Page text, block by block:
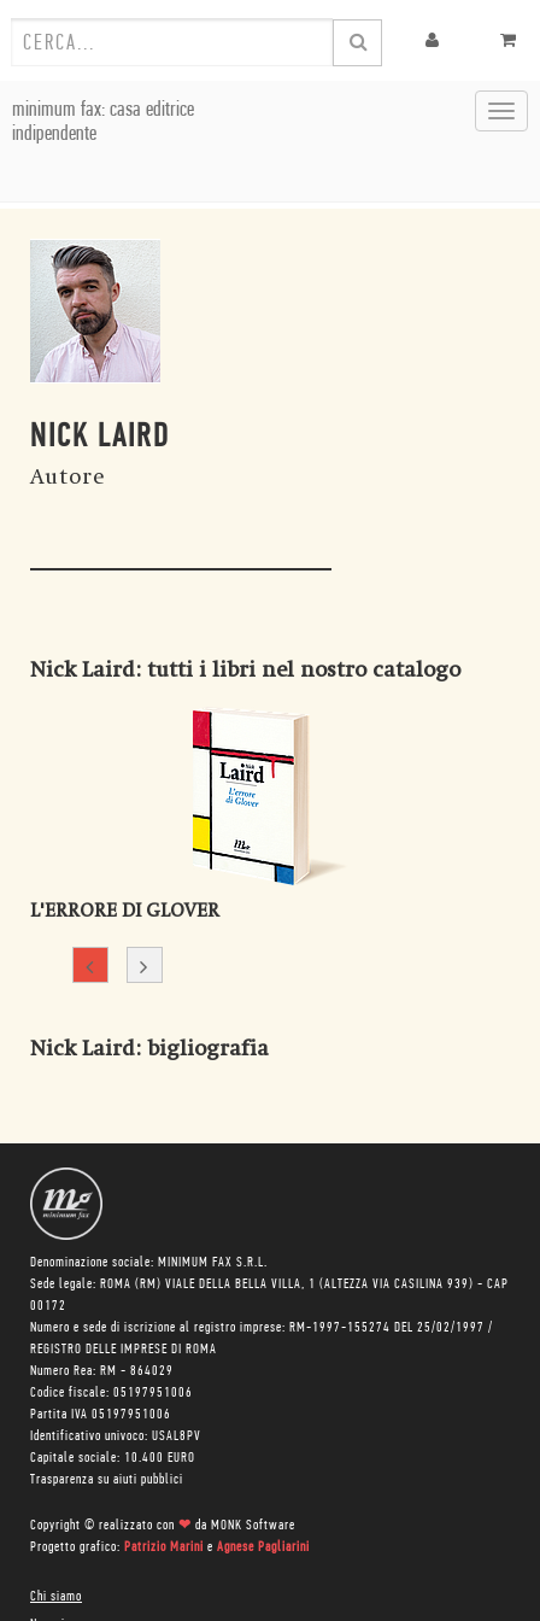
minimum fax: casa editrice
indipendente
NICK LAIRD
Autore
Nick Laird: tutti i libri nel nostro catalogo
L'ERRORE DI GLOVER
Nick Laird: bigliografia
Denominazione sociale: MINIMUM FAX S.R.L.
Sede legale: ROMA (RM) VIALE DELLA BELLA VILLA, 1 (ALTEZZA VIA CASILINA 939) - CAP
00172
Numero e sede di iscrizione al registro imprese: RM-1997-155274 DEL 25/02/1997 /
REGISTRO DELLE IMPRESE DI ROMA
Numero Rea: RM - 864029
Codice fiscale: 05197951006
Partita IVA 05197951006
Identificativo univoco: USAL8PV
Capitale sociale: 10.400 EURO
Trasparenza su aiuti pubblici
Copyright © realizzato con ❤ da MONK Software
Progetto grafico: Patrizio Marini e Agnese Pagliarini
Chi siamo